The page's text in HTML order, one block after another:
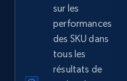
2.5K+ 359+
sur les
performances
des SKU dans
tous les
résultats de